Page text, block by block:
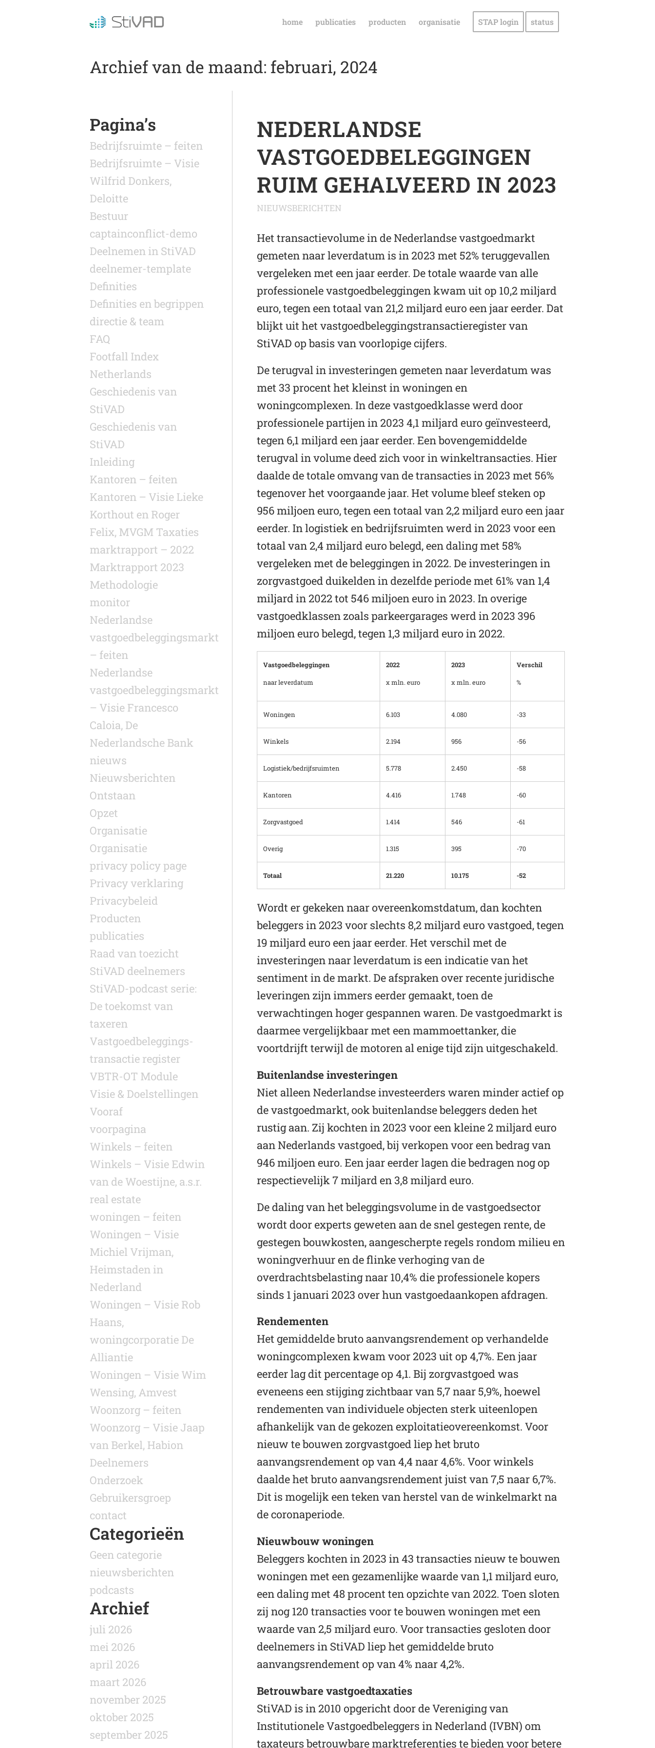
home publicaties producten organisatie STAP login status
Archief van de maand: februari, 2024
NEDERLANDSE
VASTGOEDBELEGGINGEN
RUIM GEHALVEERD IN 2023
NIEUWSBERICHTEN
Het transactievolume in de Nederlandse vastgoedmarkt
gemeten naar leverdatum is in 2023 met 52% teruggevallen
vergeleken met een jaar eerder. De totale waarde van alle
professionele vastgoedbeleggingen kwam uit op 10,2 miljard
euro, tegen een totaal van 21,2 miljard euro een jaar eerder. Dat
blijkt uit het vastgoedbeleggingstransactieregister van
StiVAD op basis van voorlopige cijfers.
De terugval in investeringen gemeten naar leverdatum was
met 33 procent het kleinst in woningen en
woningcomplexen. In deze vastgoedklasse werd door
professionele partijen in 2023 4,1 miljard euro geïnvesteerd,
tegen 6,1 miljard een jaar eerder. Een bovengemiddelde
terugval in volume deed zich voor in winkeltransacties. Hier
daalde de totale omvang van de transacties in 2023 met 56%
tegenover het voorgaande jaar. Het volume bleef steken op
956 miljoen euro, tegen een totaal van 2,2 miljard euro een jaar
eerder. In logistiek en bedrijfsruimten werd in 2023 voor een
totaal van 2,4 miljard euro belegd, een daling met 58%
vergeleken met de beleggingen in 2022. De investeringen in
zorgvastgoed duikelden in dezelfde periode met 61% van 1,4
miljard in 2022 tot 546 miljoen euro in 2023. In overige
vastgoedklassen zoals parkeergarages werd in 2023 396
miljoen euro belegd, tegen 1,3 miljard euro in 2022.
Vastgoedbeleggingen
naar leverdatum
2022
x mln. euro
2023
x mln. euro
Verschil
%
Woningen 6.103 4.080 -33
Winkels 2.194 956 -56
Logistiek/bedrijfsruimten 5.778 2.450 -58
Kantoren 4.416 1.748 -60
Zorgvastgoed 1.414 546 -61
Overig 1.315 395 -70
Totaal 21.220 10.175 -52
Wordt er gekeken naar overeenkomstdatum, dan kochten
beleggers in 2023 voor slechts 8,2 miljard euro vastgoed, tegen
19 miljard euro een jaar eerder. Het verschil met de
investeringen naar leverdatum is een indicatie van het
sentiment in de markt. De afspraken over recente juridische
leveringen zijn immers eerder gemaakt, toen de
verwachtingen hoger gespannen waren. De vastgoedmarkt is
daarmee vergelijkbaar met een mammoettanker, die
voortdrijft terwijl de motoren al enige tijd zijn uitgeschakeld.
Buitenlandse investeringen
Niet alleen Nederlandse investeerders waren minder actief op
de vastgoedmarkt, ook buitenlandse beleggers deden het
rustig aan. Zij kochten in 2023 voor een kleine 2 miljard euro
aan Nederlands vastgoed, bij verkopen voor een bedrag van
946 miljoen euro. Een jaar eerder lagen die bedragen nog op
respectievelijk 7 miljard en 3,8 miljard euro.
De daling van het beleggingsvolume in de vastgoedsector
wordt door experts geweten aan de snel gestegen rente, de
gestegen bouwkosten, aangescherpte regels rondom milieu en
woningverhuur en de flinke verhoging van de
overdrachtsbelasting naar 10,4% die professionele kopers
sinds 1 januari 2023 over hun vastgoedaankopen afdragen.
Rendementen
Het gemiddelde bruto aanvangsrendement op verhandelde
woningcomplexen kwam voor 2023 uit op 4,7%. Een jaar
eerder lag dit percentage op 4,1. Bij zorgvastgoed was
eveneens een stijging zichtbaar van 5,7 naar 5,9%, hoewel
rendementen van individuele objecten sterk uiteenlopen
afhankelijk van de gekozen exploitatieovereenkomst. Voor
nieuw te bouwen zorgvastgoed liep het bruto
aanvangsrendement op van 4,4 naar 4,6%. Voor winkels
daalde het bruto aanvangsrendement juist van 7,5 naar 6,7%.
Dit is mogelijk een teken van herstel van de winkelmarkt na
de coronaperiode.
Nieuwbouw woningen
Beleggers kochten in 2023 in 43 transacties nieuw te bouwen
woningen met een gezamenlijke waarde van 1,1 miljard euro,
een daling met 48 procent ten opzichte van 2022. Toen sloten
zij nog 120 transacties voor te bouwen woningen met een
waarde van 2,5 miljard euro. Voor transacties gesloten door
deelnemers in StiVAD liep het gemiddelde bruto
aanvangsrendement op van 4% naar 4,2%.
Betrouwbare vastgoedtaxaties
StiVAD is in 2010 opgericht door de Vereniging van
Institutionele Vastgoedbeleggers in Nederland (IVBN) om
taxateurs betrouwbare marktreferenties te bieden voor betere
Pagina’s
Bedrijfsruimte – feiten
Bedrijfsruimte – Visie
Wilfrid Donkers,
Deloitte
Bestuur
captainconflict-demo
Deelnemen in StiVAD
deelnemer-template
Definities
Definities en begrippen
directie & team
FAQ
Footfall Index
Netherlands
Geschiedenis van
StiVAD
Geschiedenis van
StiVAD
Inleiding
Kantoren – feiten
Kantoren – Visie Lieke
Korthout en Roger
Felix, MVGM Taxaties
marktrapport – 2022
Marktrapport 2023
Methodologie
monitor
Nederlandse
vastgoedbeleggingsmarkt
– feiten
Nederlandse
vastgoedbeleggingsmarkt
– Visie Francesco
Caloia, De
Nederlandsche Bank
nieuws
Nieuwsberichten
Ontstaan
Opzet
Organisatie
Organisatie
privacy policy page
Privacy verklaring
Privacybeleid
Producten
publicaties
Raad van toezicht
StiVAD deelnemers
StiVAD-podcast serie:
De toekomst van
taxeren
Vastgoed­beleggings­
transactie register
VBTR-OT Module
Visie & Doelstellingen
Vooraf
voorpagina
Winkels – feiten
Winkels – Visie Edwin
van de Woestijne, a.s.r.
real estate
woningen – feiten
Woningen – Visie
Michiel Vrijman,
Heimstaden in
Nederland
Woningen – Visie Rob
Haans,
woningcorporatie De
Alliantie
Woningen – Visie Wim
Wensing, Amvest
Woonzorg – feiten
Woonzorg – Visie Jaap
van Berkel, Habion
Deelnemers
Onderzoek
Gebruikersgroep
contact
Categorieën
Geen categorie
nieuwsberichten
podcasts
Archief
juli 2026
mei 2026
april 2026
maart 2026
november 2025
oktober 2025
september 2025